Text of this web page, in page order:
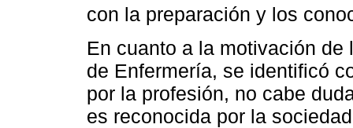
con la preparación y los
En cuanto a la motivación
de Enfermería, se identificó
por la profesión, no cabe
es reconocida por la